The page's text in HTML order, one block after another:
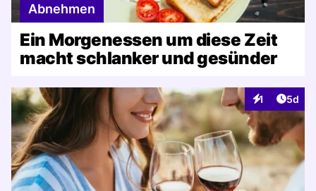
Abnehmen
Ein Morgenessen um diese Zeit
macht schlanker und gesünder
1
Interaktionen
5d